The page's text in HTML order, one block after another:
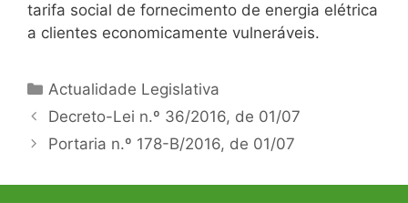
tarifa social de fornecimento de energia elétrica
a clientes economicamente vulneráveis.
Categorias
Actualidade Legislativa
Navegação
de
Decreto-Lei n.º 36/2016, de 01/07
Portaria n.º 178-B/2016, de 01/07